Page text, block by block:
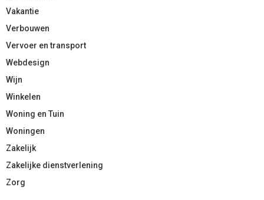
Vakantie
Verbouwen
Vervoer en transport
Webdesign
Wijn
Winkelen
Woning en Tuin
Woningen
Zakelijk
Zakelijke dienstverlening
Zorg